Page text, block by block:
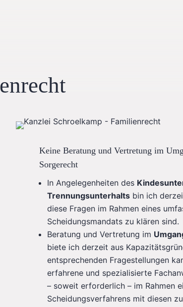
Keine Beratung und Vertretung im
Sorgerecht
In Angelegenheiten des
Trennungsunterhalts bin ich
diese Fragen im Rahmen eines
Scheidungsmandats zu klären sind.
Beratung und Vertretung im
biete ich derzeit aus
entsprechenden Fragestellungen
erfahrene und spezialisierte
– soweit erforderlich – im Rahmen
Scheidungsverfahrens mit diesen